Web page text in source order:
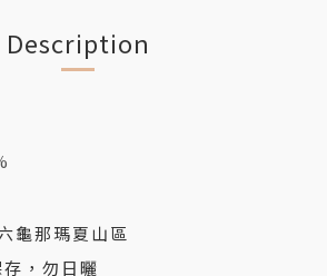
Description
龜那瑪夏山區
，勿日曬